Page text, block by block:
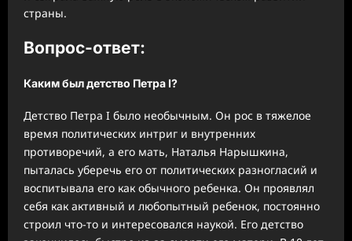
страны.
Вопрос-ответ:
Каким был детство Петра I?
Детство Петра I было необычным. Он рос в тяжелое
время политических интриг и внутренних
противоречий, а его мать, Наталья Нарышкина,
пыталась уберечь его от политических разногласий и
воспитывала его как обычного ребенка. Он проявлял
себя как активный и любопытный ребенок, постоянно
строил что-то и интересовался наукой. Его детство